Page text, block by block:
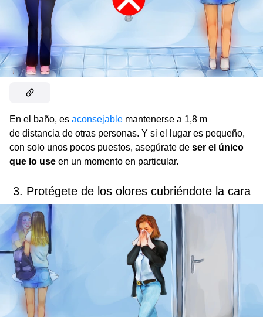
En el baño, es aconsejable mantenerse a 1,8 m
de distancia de otras personas. Y si el lugar es pequeño,
con solo unos pocos puestos, asegúrate de ser el único
que lo use en un momento en particular.
3. Protégete de los olores cubriéndote la cara